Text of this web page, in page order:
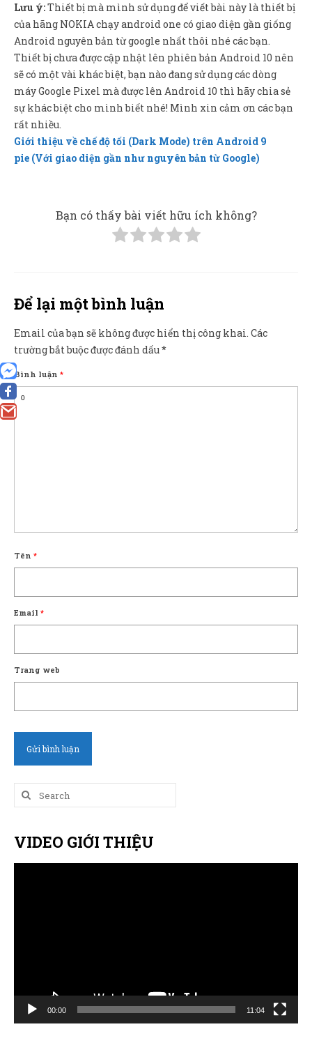
0
Lưu ý:Thiết bị mà mình sử dụng để viết bài này là thiết bị
của hãng NOKIA chạy android one có giao diện gần giống
Android nguyên bản từ google nhất thôi nhé các bạn.
Thiết bị chưa được cập nhật lên phiên bản Android 10 nên
sẽ có một vài khác biệt, bạn nào đang sử dụng các dòng
máy Google Pixel mà được lên Android 10 thì hãy chia sẻ
sự khác biệt cho mình biết nhé! Mình xin cảm ơn các bạn
rất nhiều.
Giới thiệu về chế độ tối (Dark Mode) trên Android 9
pie (Với giao diện gần như nguyên bản từ Google)
Bạn có thấy bài viết hữu ích không?
Để lại một bình luận
Email của bạn sẽ không được hiển thị công khai. Các
trường bắt buộc được đánh dấu*
Bình luận *
Tên *
Email *
Trang web
Search
for:
VIDEO GIỚI THIỆU
00:00 11:04